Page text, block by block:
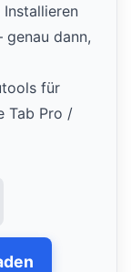
Installieren
genau dann,
für
Tab Pro /